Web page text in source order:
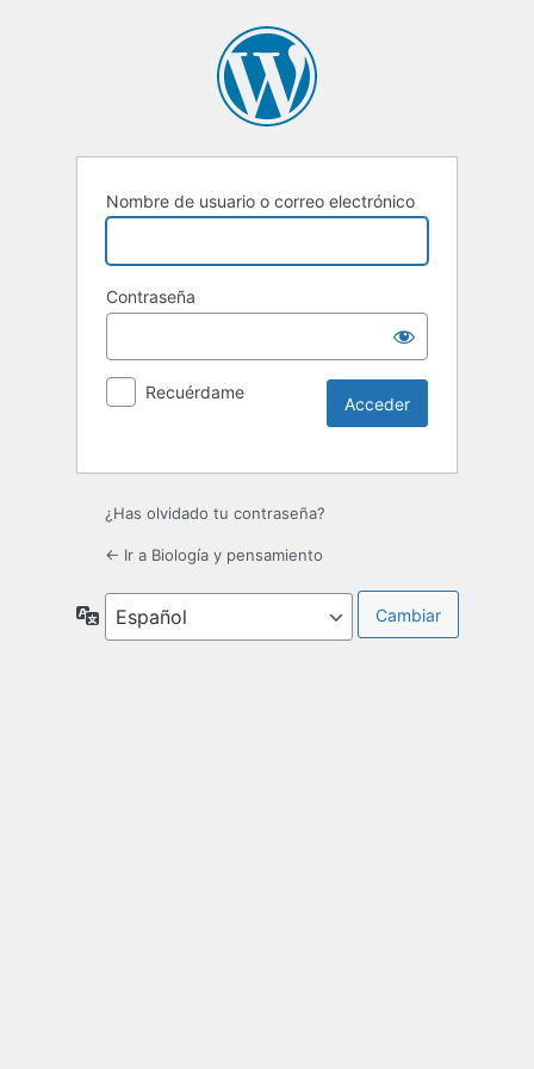
Nombre de usuario o correo electrónico
Contraseña
Recuérdame
¿Has olvidado tu contraseña?
← Ir a Biología y pensamiento
Idioma